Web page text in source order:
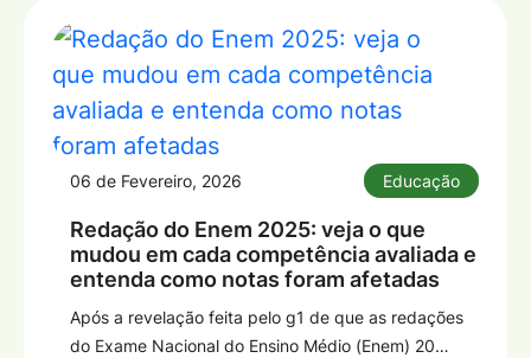
06 de Fevereiro, 2026 Educação
Redação do Enem 2025: veja o que
mudou em cada competência avaliada e
entenda como notas foram afetadas
Após a revelação feita pelo g1 de que as redações
do Exame Nacional do Ensino Médio (Enem) 20…